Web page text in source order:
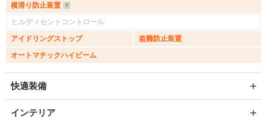
横滑り防止装置
ヒルディセントコントロール
アイドリングストップ
盗難防止装置
オートマチックハイビーム
快適装備
インテリア